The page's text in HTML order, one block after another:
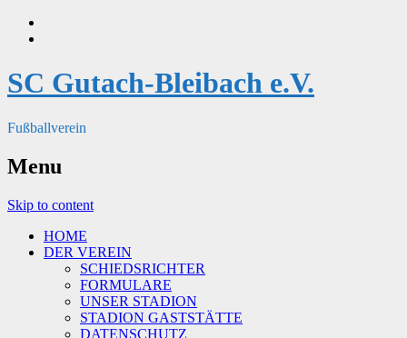
SC Gutach-Bleibach e.V.
Fußballverein
Menu
Skip to content
HOME
DER VEREIN
SCHIEDSRICHTER
FORMULARE
UNSER STADION
STADION GASTSTÄTTE
DATENSCHUTZ